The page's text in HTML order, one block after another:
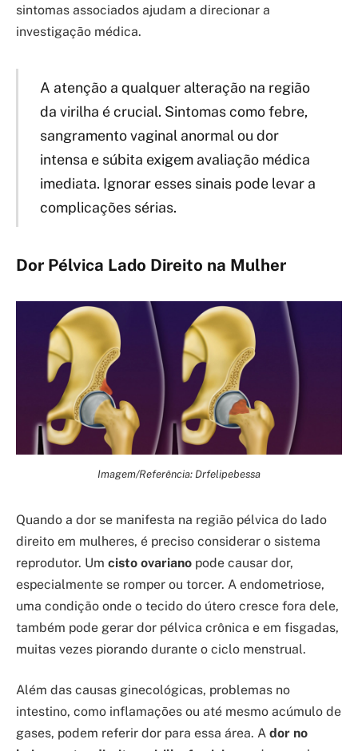
sintomas associados ajudam a direcionar a
investigação médica.
A atenção a qualquer alteração na região
da virilha é crucial. Sintomas como febre,
sangramento vaginal anormal ou dor
intensa e súbita exigem avaliação médica
imediata. Ignorar esses sinais pode levar a
complicações sérias.
Dor Pélvica Lado Direito na Mulher
Imagem/Referência: Drfelipebessa
Quando a dor se manifesta na região pélvica do lado
direito em mulheres, é preciso considerar o sistema
reprodutor. Um cisto ovariano pode causar dor,
especialmente se romper ou torcer. A endometriose,
uma condição onde o tecido do útero cresce fora dele,
também pode gerar dor pélvica crônica e em fisgadas,
muitas vezes piorando durante o ciclo menstrual.
Além das causas ginecológicas, problemas no
intestino, como inflamações ou até mesmo acúmulo de
gases, podem referir dor para essa área. A dor no